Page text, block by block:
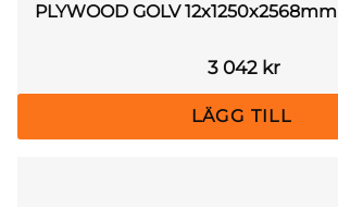
PLYWOOD GOLV 12x1250x2568mm
3 042kr